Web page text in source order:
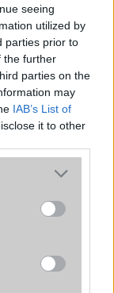
seeing
utilized by
parties prior to
the further
parties on the
may
IAB’s List of
it to other
more Google
may click to
party tags to
below Google
Li-Ion
Az
akkumulátor
nem vehetõ
ki!
gyorstöltés
Nincs
sensor